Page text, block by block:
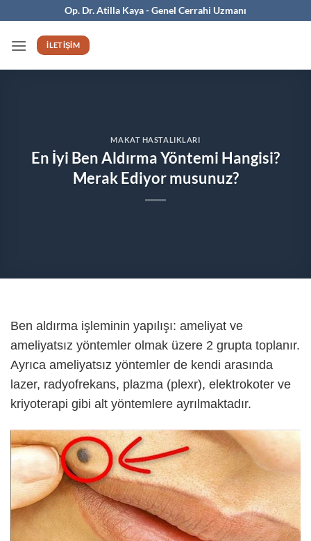
atla
Op. Dr. Atilla Kaya - Genel Cerrahi Uzmanı
İLETIŞIM
MAKAT HASTALIKLARI
En İyi Ben Aldırma Yöntemi Hangisi?
Merak Ediyor musunuz?
Ben aldırma işleminin yapılışı: ameliyat ve
ameliyatsız yöntemler olmak üzere 2 grupta toplanır.
Ayrıca ameliyatsız yöntemler de kendi arasında
lazer, radyofrekans, plazma (plexr), elektrokoter ve
kriyoterapi gibi alt yöntemlere ayrılmaktadır.